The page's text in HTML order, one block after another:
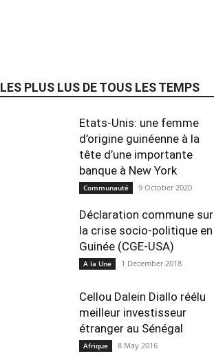
LES PLUS LUS DE TOUS LES TEMPS
Etats-Unis: une femme
d’origine guinéenne à la
tête d’une importante
banque à New York
Communauté 9 October 2020
Déclaration commune sur
la crise socio-politique en
Guinée (CGE-USA)
A la Une 1 December 2018
Cellou Dalein Diallo réélu
meilleur investisseur
étranger au Sénégal
Afrique 8 May 2016